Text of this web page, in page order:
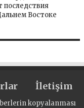
последствия
Востоке
İletişim
kopyalanması